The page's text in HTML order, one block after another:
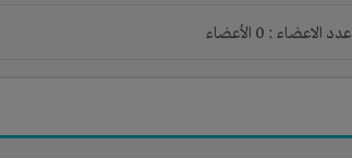
عدد الاعضاء : 0 الأعضاء